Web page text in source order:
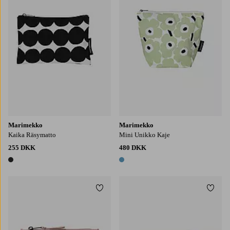
Marimekko
Kaika Räsymatto
255 DKK
1 farve
Marimekko
Mini Unikko Kaje
480 DKK
1 farve
Tilføj til favoritter